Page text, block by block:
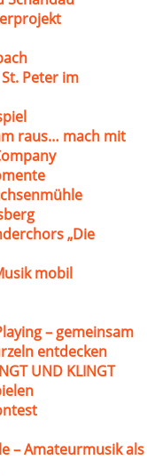
Peter im
raus… mach mit
„Die
mobil
– gemeinsam
entdecken
UND KLINGT
– Amateurmusik als